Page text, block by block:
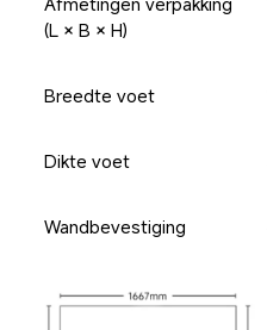
(L × B × H)
Breedte voet
Dikte voet
Wandbevestiging